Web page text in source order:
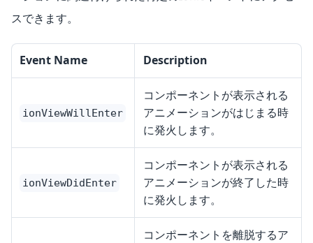
スできます。
Event Name Description
ionViewWillEnter
コンポーネントが表示される
アニメーションがはじまる時
に発火します。
ionViewDidEnter
コンポーネントが表示される
アニメーションが終了した時
に発火します。
コンポーネントを離脱するア